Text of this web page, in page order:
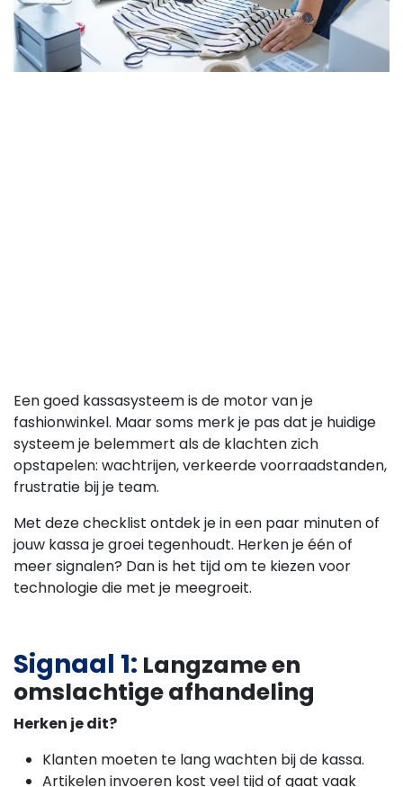
Een goed kassasysteem is de motor van je
fashionwinkel. Maar soms merk je pas dat je huidige
systeem je belemmert als de klachten zich
opstapelen: wachtrijen, verkeerde voorraadstanden,
frustratie bij je team.
Met deze checklist ontdek je in een paar minuten of
jouw kassa je groei tegenhoudt. Herken je één of
meer signalen? Dan is het tijd om te kiezen voor
technologie die met je meegroeit.
Signaal 1: Langzame en
omslachtige afhandeling
Herken je dit?
Klanten moeten te lang wachten bij de kassa.
Artikelen invoeren kost veel tijd of gaat vaak